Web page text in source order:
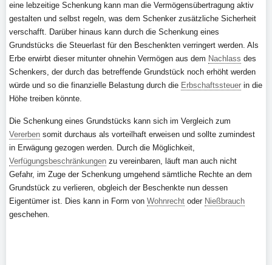
eine lebzeitige Schenkung kann man die Vermögensübertragung aktiv
gestalten und selbst regeln, was dem Schenker zusätzliche Sicherheit
verschafft. Darüber hinaus kann durch die Schenkung eines
Grundstücks die Steuerlast für den Beschenkten verringert werden. Als
Erbe erwirbt dieser mitunter ohnehin Vermögen aus dem Nachlass des
Schenkers, der durch das betreffende Grundstück noch erhöht werden
würde und so die finanzielle Belastung durch die Erbschaftssteuer in die
Höhe treiben könnte.
Die Schenkung eines Grundstücks kann sich im Vergleich zum
Vererben somit durchaus als vorteilhaft erweisen und sollte zumindest
in Erwägung gezogen werden. Durch die Möglichkeit,
Verfügungsbeschränkungen zu vereinbaren, läuft man auch nicht
Gefahr, im Zuge der Schenkung umgehend sämtliche Rechte an dem
Grundstück zu verlieren, obgleich der Beschenkte nun dessen
Eigentümer ist. Dies kann in Form von Wohnrecht oder Nießbrauch
geschehen.